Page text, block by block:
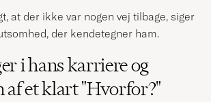
at der ikke var nogen vej tilbage, siger
der kendetegner ham.
i hans karriere og
af et klart "Hvorfor?"